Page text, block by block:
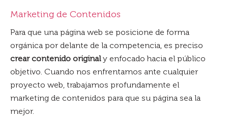
Marketing de Contenidos
Para que una página web se posicione de forma
orgánica por delante de la competencia, es preciso
crear contenido originaly enfocado hacia el público
objetivo. Cuando nos enfrentamos ante cualquier
proyecto web, trabajamos profundamente el
marketing de contenidos para que su página sea la
mejor.